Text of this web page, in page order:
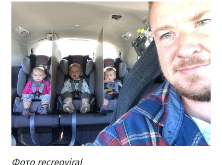
Фото recreoviral